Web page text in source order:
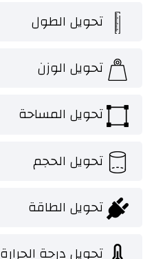
تحويل الطول
تحويل الوزن
تحويل المساحة
تحويل الحجم
تحويل الطاقة
تحويل درجة الحرارة